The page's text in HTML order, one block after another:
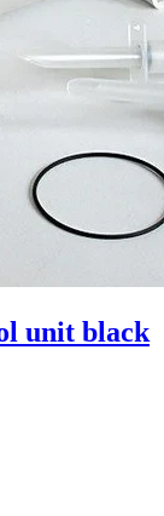
unit black